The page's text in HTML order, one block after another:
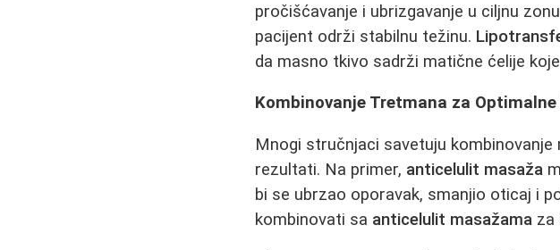
pročišćavanje i ubrizgavanje u ciljnu
pacijent održi stabilnu težinu.
da masno tkivo sadrži matične ćelije
Kombinovanje Tretmana za
Mnogi stručnjaci savetuju
rezultati. Na primer, anticelulit masaža
bi se ubrzao oporavak, smanjio oticaj i
kombinovati sa anticelulit masažama za